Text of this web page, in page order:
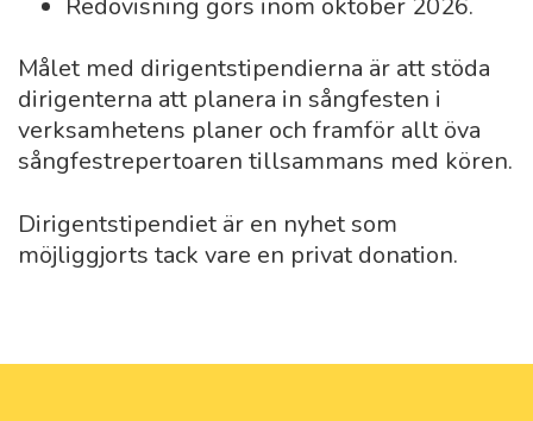
Redovisning görs inom oktober 2026.
Målet med dirigentstipendierna är att stöda
dirigenterna att planera in sångfesten i
verksamhetens planer och framför allt öva
sångfestrepertoaren tillsammans med kören.
Dirigentstipendiet är en nyhet som
möjliggjorts tack vare en privat donation.